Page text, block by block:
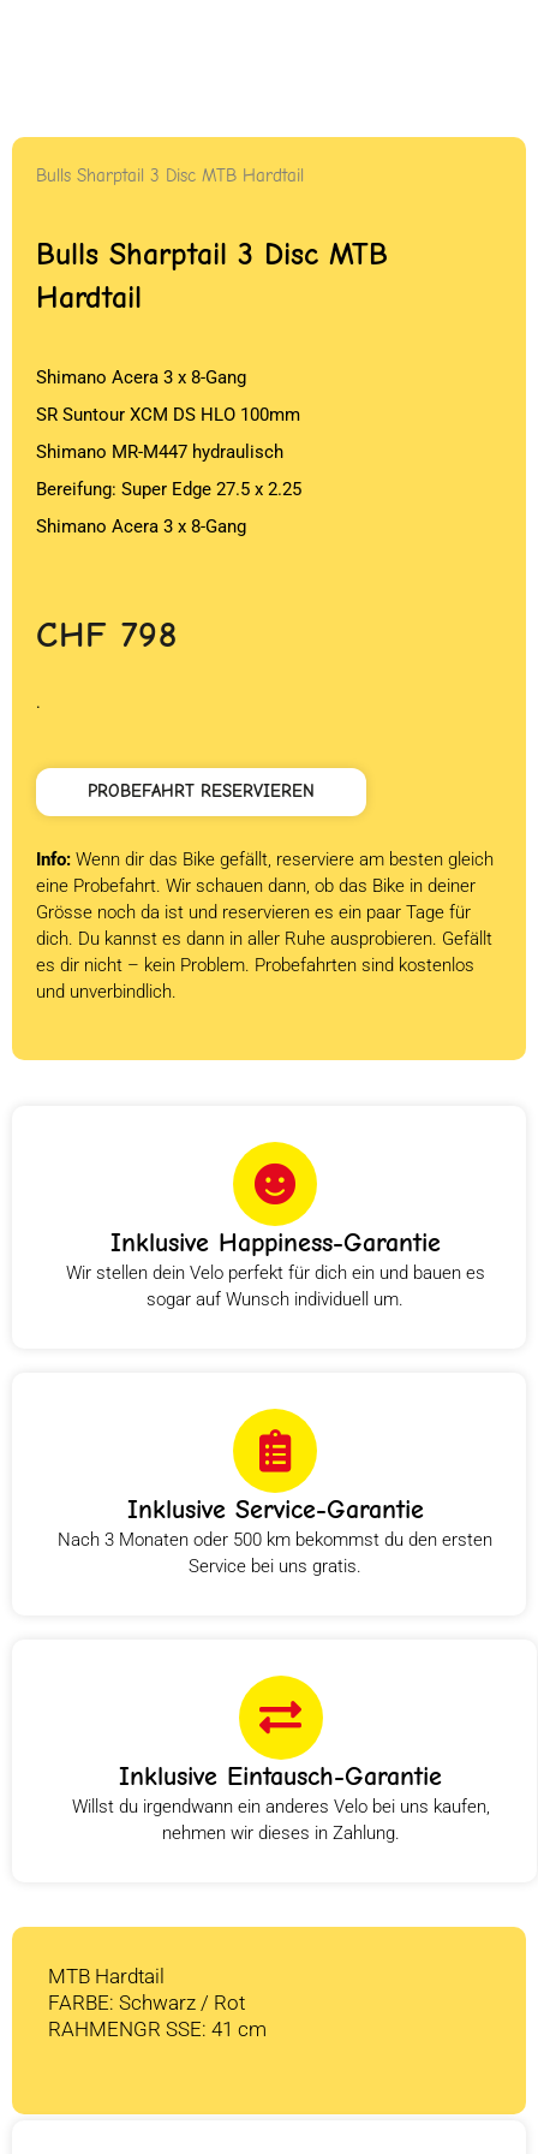
Bulls Sharptail 3 Disc MTB Hardtail
Bulls Sharptail 3 Disc MTB
Hardtail
Shimano Acera 3 x 8-Gang
SR Suntour XCM DS HLO 100mm
Shimano MR-M447 hydraulisch
Bereifung: Super Edge 27.5 x 2.25
Shimano Acera 3 x 8-Gang
CHF 798
.
PROBEFAHRT RESERVIEREN
Info: Wenn dir das Bike gefällt, reserviere am besten gleich
eine Probefahrt. Wir schauen dann, ob das Bike in deiner
Grösse noch da ist und reservieren es ein paar Tage für
dich. Du kannst es dann in aller Ruhe ausprobieren. Gefällt
es dir nicht – kein Problem. Probefahrten sind kostenlos
und unverbindlich.
Inklusive Happiness-Garantie
Wir stellen dein Velo perfekt für dich ein und bauen es
sogar auf Wunsch individuell um.
Inklusive Service-Garantie
Nach 3 Monaten oder 500 km bekommst du den ersten
Service bei uns gratis.
Inklusive Eintausch-Garantie
Willst du irgendwann ein anderes Velo bei uns kaufen,
nehmen wir dieses in Zahlung.
MTB Hardtail
FARBE: Schwarz / Rot
RAHMENGR SSE: 41 cm